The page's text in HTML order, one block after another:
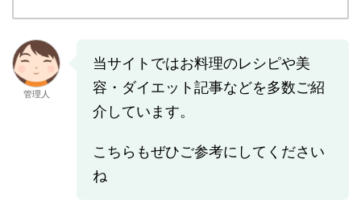
管理人
当サイトではお料理のレシピや美
容・ダイエット記事などを多数ご紹
介しています。
こちらもぜひご参考にしてください
ね